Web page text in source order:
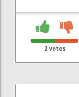
2 votes